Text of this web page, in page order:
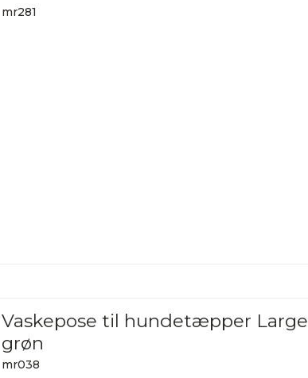
mr281
Vaskepose til hundetæpper Large
grøn
mr038